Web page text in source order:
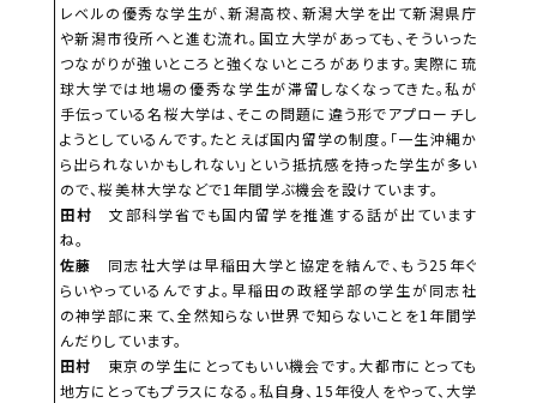
レベルの優秀な学生が、新潟高校、新潟大学を出て新潟県庁
や新潟市役所へと進む流れ。国立大学があっても、そういった
つながりが強いところと強くないところがあります。実際に琉
球大学では地場の優秀な学生が滞留しなくなってきた。私が
手伝っている名桜大学は、そこの問題に違う形でアプローチし
ようとしているんです。たとえば国内留学の制度。「一生沖縄か
ら出られないかもしれない」という抵抗感を持った学生が多い
ので、桜美林大学などで1年間学ぶ機会を設けています。
田村 文部科学省でも国内留学を推進する話が出ています
ね。
佐藤 同志社大学は早稲田大学と協定を結んで、もう25年ぐ
らいやっているんですよ。早稲田の政経学部の学生が同志社
の神学部に来て、全然知らない世界で知らないことを1年間学
んだりしています。
田村 東京の学生にとってもいい機会です。大都市にとっても
地方にとってもプラスになる。私自身、15年役人をやって、大学